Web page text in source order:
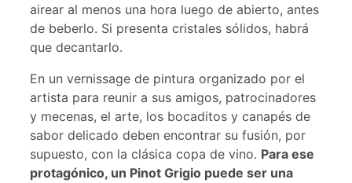
airear al menos una hora luego de abierto, antes
de beberlo. Si presenta cristales sólidos, habrá
que decantarlo.
En un vernissage de pintura organizado por el
artista para reunir a sus amigos, patrocinadores
y mecenas, el arte, los bocaditos y canapés de
sabor delicado deben encontrar su fusión, por
supuesto, con la clásica copa de vino. Para ese
protagónico, un Pinot Grigio puede ser una